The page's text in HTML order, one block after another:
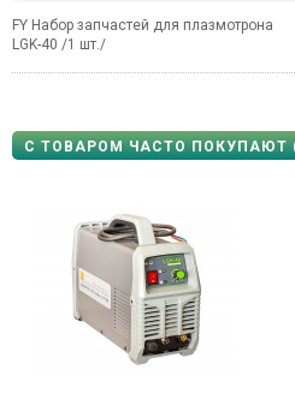
FY Набор запчастей для плазмотрона
LGK-40 /1 шт./
С ТОВАРОМ ЧАСТО ПОКУПАЮТ